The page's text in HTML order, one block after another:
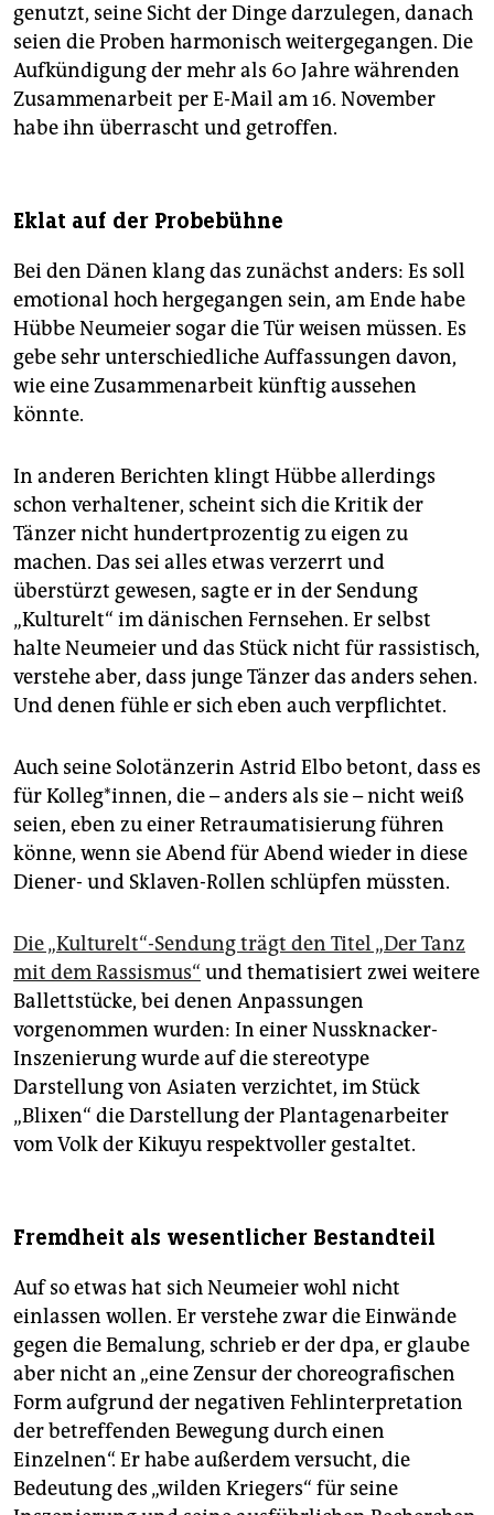
genutzt, seine Sicht der Dinge darzulegen, danach
seien die Proben harmonisch weitergegangen. Die
Aufkündigung der mehr als 60 Jahre währenden
Zusammenarbeit per E-Mail am 16. November
habe ihn überrascht und getroffen.
Eklat auf der Probebühne
Bei den Dänen klang das zunächst anders: Es soll
emotional hoch hergegangen sein, am Ende habe
Hübbe Neumeier ­sogar die Tür weisen müssen. Es
gebe sehr unterschiedliche Auffassungen davon,
wie eine Zusammenarbeit künftig aussehen
könnte.
In anderen Berichten klingt Hübbe allerdings
schon verhaltener, scheint sich die Kritik der
Tänzer nicht hundertprozentig zu eigen zu
machen. Das sei alles etwas verzerrt und
überstürzt gewesen, sagte er in der Sendung
„Kulturelt“ im dänischen Fernsehen. Er selbst
halte Neumeier und das Stück nicht für rassistisch,
verstehe aber, dass junge Tänzer das anders sehen.
Und denen fühle er sich eben auch verpflichtet.
Auch seine Solotänzerin Astrid Elbo betont, dass es
für Kolleg*innen, die – anders als sie – nicht weiß
seien, eben zu einer Retraumatisierung führen
könne, wenn sie Abend für Abend wieder in diese
Diener- und Sklaven-Rollen schlüpfen müssten.
Die „Kulturelt“-Sendung trägt den Titel „Der Tanz
mit dem Rassismus“ und thematisiert zwei weitere
Ballettstücke, bei denen Anpassungen
vorgenommen wurden: In einer Nussknacker-
Inszenierung wurde auf die stereotype
Darstellung von Asiaten verzichtet, im Stück
„Blixen“ die Darstellung der Plantagenarbeiter
vom Volk der Kikuyu respektvoller gestaltet.
Fremdheit als wesentlicher Bestandteil
Auf so etwas hat sich Neumeier wohl nicht
einlassen wollen. Er verstehe zwar die Einwände
gegen die Bemalung, schrieb er der dpa, er glaube
aber nicht an „eine Zensur der choreografischen
Form aufgrund der negativen Fehlinterpretation
der betreffenden Bewegung durch einen
Einzelnen“. Er habe außerdem versucht, die
Bedeutung des „wilden Kriegers“ für seine